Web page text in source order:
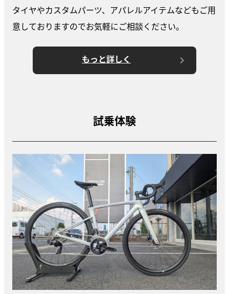
タイヤやカスタムパーツ、アパレルアイテムなどもご用
意しておりますのでお気軽にご相談ください。
もっと詳しく
試乗体験